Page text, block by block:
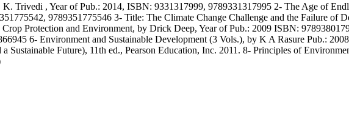
Trivedi , Year of Pub.: 2014, ISBN: 9331317999, 9789331317995 2- The Age of
9789351775546 3- Title: The Climate Change Challenge and the Failure of
Protection and Environment, by Drick Deep, Year of Pub.: 2009 ISBN:
6- Environment and Sustainable Development (3 Vols.), by K A Rasure Pub.:
Future), 11th ed., Pearson Education, Inc. 2011. 8- Principles of